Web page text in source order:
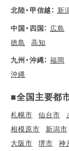
北陸・甲信越： 新
中国・四国： 広島
徳島
高知
九州・沖縄： 福岡
沖縄
■全国主要都
札幌市 仙台市
相模原市
新潟市
大阪市
堺市 神